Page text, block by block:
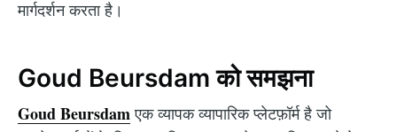
मार्गदर्शन करता है।
Goud Beursdam को समझना
Goud Beursdamएक व्यापक व्यापारिक प्लेटफ़ॉर्म है जो